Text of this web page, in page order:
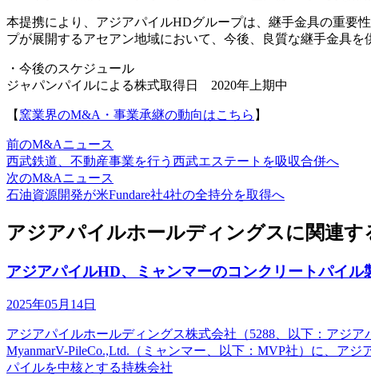
本提携により、アジアパイルHDグループは、継手金具の重要
プが展開するアセアン地域において、今後、良質な継手金具を
・今後のスケジュール
ジャパンパイルによる株式取得日 2020年上期中
【 窯業界のM&A・事業承継の動向はこちら 】
前のM&Aニュース
西武鉄道、不動産事業を行う西武エステートを吸収合併へ
次のM&Aニュース
石油資源開発が米Fundare社4社の全持分を取得へ
アジアパイルホールディングスに関連
アジアパイルHD、ミャンマーのコンクリートパイ
2025年05月14日
アジアパイルホールディングス株式会社（5288、以下：アジ
MyanmarV-PileCo.,Ltd.（ミャンマー、以下：MVP社）に、ア
パイルを中核とする持株会社